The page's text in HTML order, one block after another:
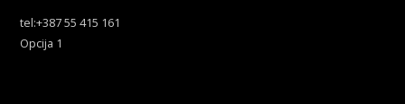
tel:+387 55 415 161
Opcija 1